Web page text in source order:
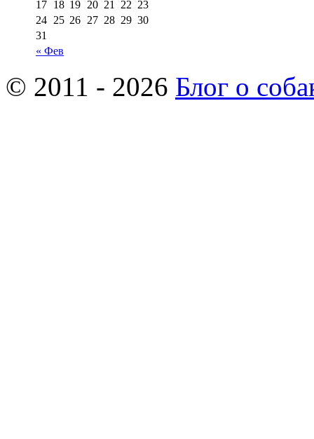
« Фев
17 18 19 20 21 22 23
24 25 26 27 28 29 30
31
© 2011 - 2026 Блог о